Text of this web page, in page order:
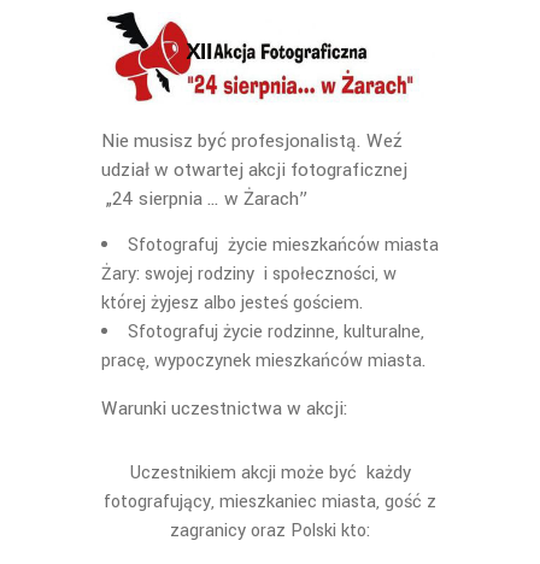
Nie musisz być profesjonalistą. Weź
udział w otwartej akcji fotograficznej
„24 sierpnia … w Żarach”
Sfotografuj życie mieszkańców miasta
Żary: swojej rodziny i społeczności, w
której żyjesz albo jesteś gościem.
Sfotografuj życie rodzinne, kulturalne,
pracę, wypoczynek mieszkańców miasta.
Warunki uczestnictwa w akcji:
Uczestnikiem akcji może być każdy
fotografujący, mieszkaniec miasta, gość z
zagranicy oraz Polski kto: